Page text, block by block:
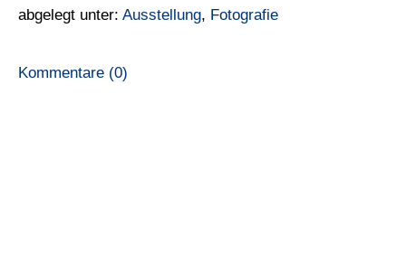
abgelegt unter: Ausstellung, Fotografie
Kommentare (0)